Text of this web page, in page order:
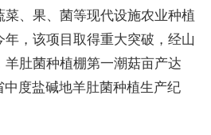
、果、菌等现代设施农业种植
，该项目取得重大突破，经山
羊肚菌种植棚第一潮菇亩产达
中度盐碱地羊肚菌种植生产纪